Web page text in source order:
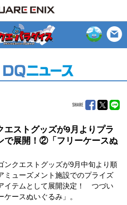
エストグッズが9月よりプラ
で展開！②「フリーケースぬ
ンクエストグッズが9月中旬より順
ミューズメント施設でのプライズ
イテムとして展開決定！ つづい
ケースぬいぐるみ」。